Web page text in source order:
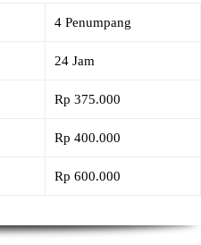
4 Penumpang
24 Jam
Rp 375.000
Rp 400.000
Rp 600.000